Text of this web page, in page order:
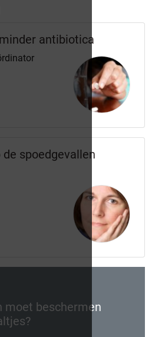
antibiotica
spoedgevallen
moet beschermen